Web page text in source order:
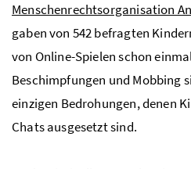
Menschenrechtsorganisation
gaben von 542 befragten
von Online-Spielen schon
Beschimpfungen und Mobbing
einzigen Bedrohungen, denen
Chats ausgesetzt sind.